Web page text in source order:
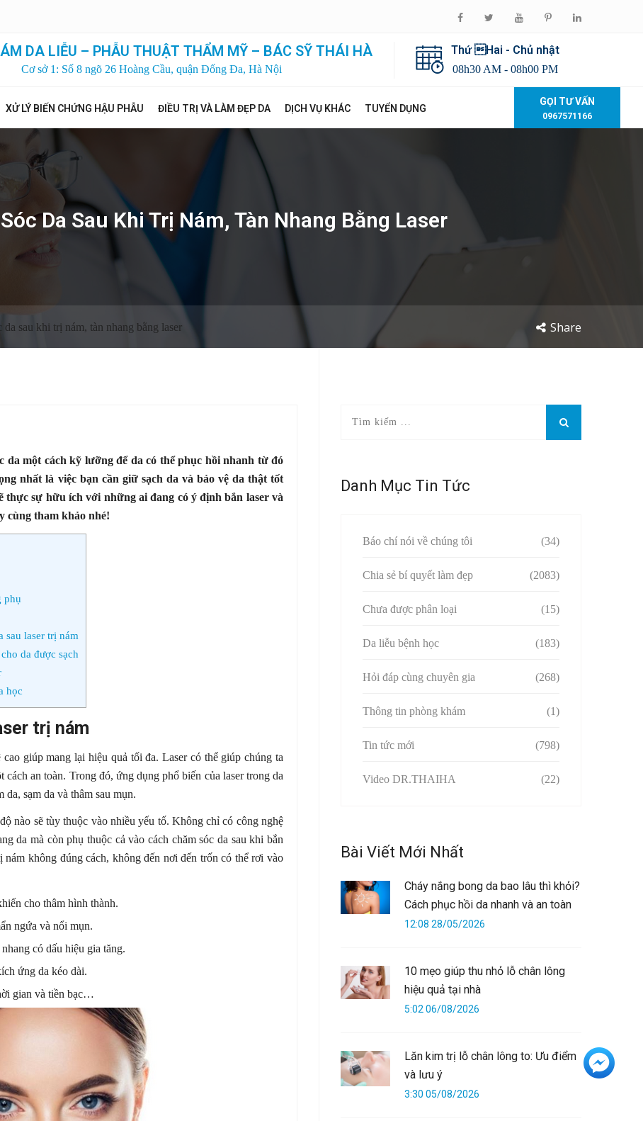
DA LIỄU – PHẪU THUẬT THẨM MỸ – BÁC SỸ THÁI HÀ
Cơ sở 1: Số 8 ngõ 26 Hoàng Cầu, quận Đống Đa, Hà Nội
Thứ Hai - Chủ nhật
08h30 AM - 08h00 PM
XỬ LÝ BIẾN CHỨNG HẬU PHẪU ĐIỀU TRỊ VÀ LÀM ĐẸP DA DỊCH VỤ KHÁC TUYỂN DỤNG
GỌI TƯ VẤN
0967571166
Da Sau Khi Trị Nám, Tàn Nhang Bằng Laser
da sau khi trị nám, tàn nhang bằng laser Share
da một cách kỹ lưỡng để da có thể phục hồi nhanh từ đó
nhất là việc bạn cần giữ sạch da và bảo vệ da thật tốt
sự hữu ích với những ai đang có ý định bắn laser và
cùng tham khảo nhé!
phụ
sau laser trị nám
da được sạch
học
trị nám
giúp mang lại hiệu quả tối đa. Laser có thể giúp chúng ta
an toàn. Trong đó, ứng dụng phổ biến của laser trong da
sạm da và thâm sau mụn.
nào sẽ tùy thuộc vào nhiều yếu tố. Không chỉ có công nghệ
da mà còn phụ thuộc cả vào cách chăm sóc da sau khi bắn
nám không đúng cách, không đến nơi đến trốn có thể rơi vào
cho thâm hình thành.
ngứa và nổi mụn.
có dấu hiệu gia tăng.
ứng da kéo dài.
gian và tiền bạc…
Danh Mục Tin Tức
Báo chí nói về chúng tôi (34)
Chia sẻ bí quyết làm đẹp (2083)
Chưa được phân loại (15)
Da liễu bệnh học (183)
Hỏi đáp cùng chuyên gia (268)
Thông tin phòng khám (1)
Tin tức mới (798)
Video DR.THAIHA (22)
Bài Viết Mới Nhất
Cháy nắng bong da bao lâu thì khỏi?
Cách phục hồi da nhanh và an toàn
12:08 28/05/2026
10 mẹo giúp thu nhỏ lỗ chân lông
hiệu quả tại nhà
5:02 06/08/2026
Lăn kim trị lỗ chân lông to: Ưu điểm
và lưu ý
3:30 05/08/2026
+3